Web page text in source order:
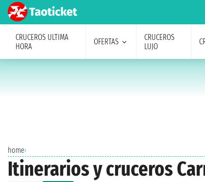
CRUCEROS ULTIMA
HORA
OFERTAS
CRUCEROS
LUJO
home›
Itinerarios y cruceros